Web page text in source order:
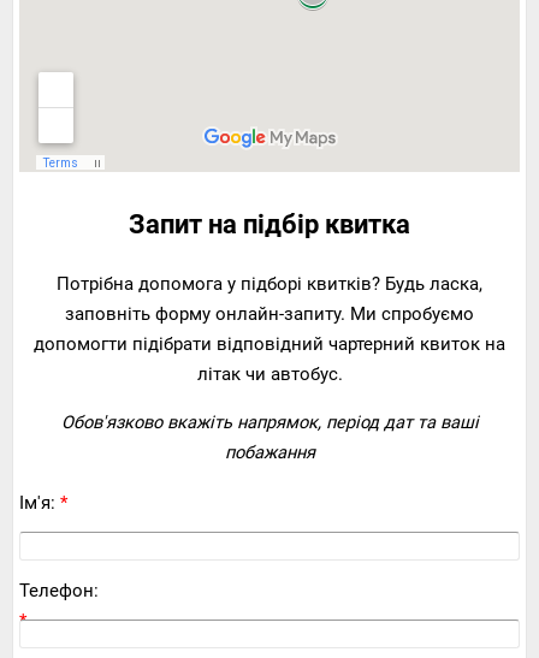
Запит на підбір квитка
Потрібна допомога у підборі квитків? Будь ласка,
заповніть форму онлайн-запиту. Ми спробуємо
допомогти підібрати відповідний чартерний квиток на
літак чи автобус.
Обов'язково вкажіть напрямок, період дат та ваші
побажання
Ім'я: *
Телефон:
*